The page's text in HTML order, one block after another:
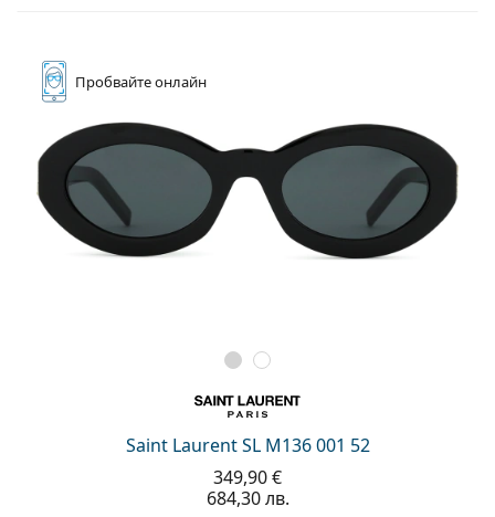
Пробвайтеонлайн
Saint Laurent SL M136 001 52
349,90 €
684,30 лв.